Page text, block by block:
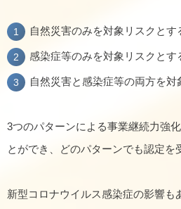
自然災害のみを対象リスクとす
感染症等のみを対象リスクとす
自然災害と感染症等の両方を対
3つのパターンによる事業継続力強
とができ、どのパターンでも認定を
新型コロナウイルス感染症の影響も